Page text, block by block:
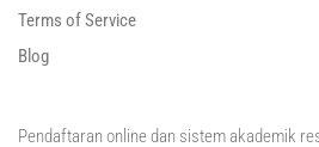
Terms of Service
Blog
Pendaftaran online dan sistem akademik